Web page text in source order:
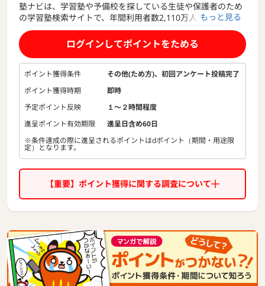
塾ナビは、学習塾や予備校を探している生徒や保護者のため
の学習塾検索サイトで、年間利用者数2,110万人を突破して
います。
塾ナビでは、各塾を口コミで比較することができ、無料で資
料請求・電話問い合わせができます。
塾ナビには多数の口コミ投稿があり、塾に通っていた人や塾
講師が各塾について生の情報を書いてくれています。
口コミを見て資料請求をし、入塾を決めたという方も大勢い
ます。
また、掲載教室数も約8万件あり、全国各地の塾を掲載して
いるので、自宅から近い塾や学校から近い塾など簡単に検索
することができます。ぴったり塾診断、受験情報、塾選びの
コツ、学習塾ランキングなどコンテンツも充実しているの
で、ぜひご利用下さい。
もっと見る
ログインしてポイントをためる
ポイント獲得条件
その他(ため方)、初回アンケート投稿完了
ポイント獲得時期
即時
予定ポイント反映
１〜２時間程度
進呈ポイント有効期限
進呈日含め60日
※条件達成の際に進呈されるポイントはdポイント（期間・用途限
定）となります。
【重要】ポイント獲得に関する調査について